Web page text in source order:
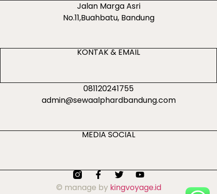
Jalan Marga Asri
No.11,Buahbatu, Bandung
KONTAK & EMAIL
081120241755
admin@sewaalphardbandung.com
MEDIA SOCIAL
© manage by kingvoyage.id